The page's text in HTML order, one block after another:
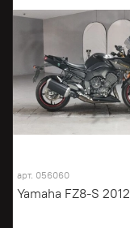
арт. 056060
Yamaha FZ8-S 2012